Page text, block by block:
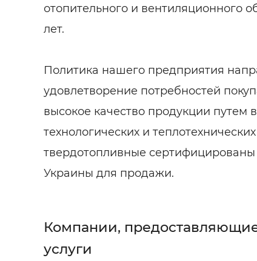
отопительного и вентиляционного
лет.
Политика нашего предприятия
удовлетворение потребностей
высокое качество продукции
технологических и
твердотопливные
Украины для продажи.
Компании,
услуги